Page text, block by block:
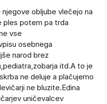
obljube vlečejo na
ples potem pa trda
vse
osebnega
narod brez
itd.A to je
ne deluje a plačujemo
ne bluzite.Edina
uničevalcev